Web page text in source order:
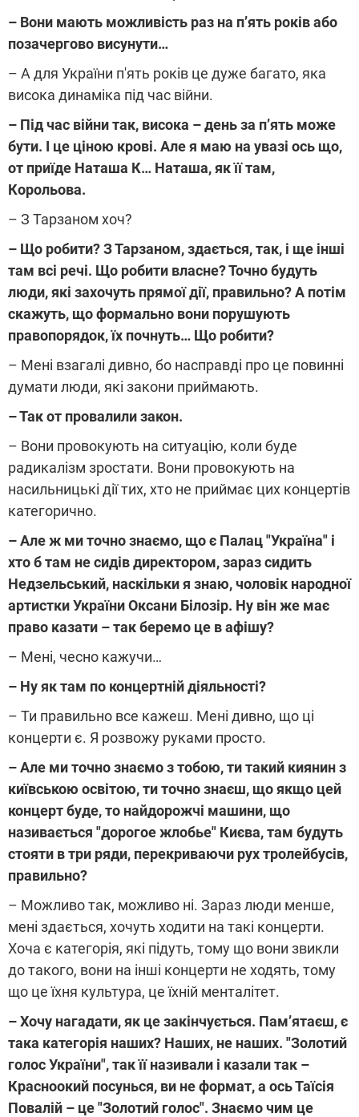
– Вони мають можливість раз на п’ять років або
позачергово висунути…
– А для України п'ять років це дуже багато, яка
висока динаміка під час війни.
– Під час війни так, висока – день за п’ять може
бути. І це ціною крові. Але я маю на увазі ось що,
от приїде Наташа К… Наташа, як її там,
Корольова.
– З Тарзаном хоч?
– Що робити?З Тарзаном, здається, так, і ще інші
там всі речі. Що робити власне? Точно будуть
люди, які захочуть прямої дії, правильно? А потім
скажуть, що формально вони порушують
правопорядок, їх почнуть… Що робити?
– Мені взагалі дивно, бо насправді про це повинні
думати люди, які закони приймають.
– Так от провалили закон.
– Вони провокують на ситуацію, коли буде
радикалізм зростати. Вони провокують на
насильницькі дії тих, хто не приймає цих концертів
категорично.
– Але ж ми точно знаємо, що є Палац "Україна" і
хто б там не сидів директором, зараз сидить
Недзельський, наскільки я знаю, чоловік народної
артистки України Оксани Білозір. Ну він же має
право казати – так беремо це в афішу?
– Мені, чесно кажучи…
– Ну як там по концертній діяльності?
– Ти правильно все кажеш. Мені дивно, що ці
концерти є. Я розвожу руками просто.
– Але ми точно знаємо з тобою, ти такий киянин з
київською освітою, ти точно знаєш, що якщо цей
концерт буде, то найдорожчі машини, що
називається "дорогое жлобье" Києва, там будуть
стояти в три ряди, перекриваючи рух тролейбусів,
правильно?
– Можливо так, можливо ні. Зараз люди менше,
мені здається, хочуть ходити на такі концерти.
Хоча є категорія, які підуть, тому що вони звикли
до такого, вони на інші концерти не ходять, тому
що це їхня культура, це їхній менталітет.
– Хочу нагадати, як це закінчується. Пам’ятаєш, є
така категорія наших? Наших, не наших. "Золотий
голос України", так її називали і казали так –
Красноокий посунься, ви не формат, а ось Таїсія
Повалій – це "Золотий голос". Знаємо чим це